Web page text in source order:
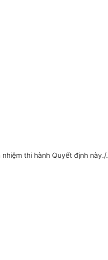
thi hành Quyết định này./.